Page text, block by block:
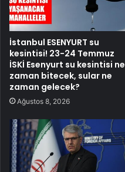
İstanbul ESENYURT su
kesintisi! 23-24 Temmuz
İSKİ Esenyurt su kesintisi ne
zaman bitecek, sular ne
zaman gelecek?
Ağustos 8, 2026